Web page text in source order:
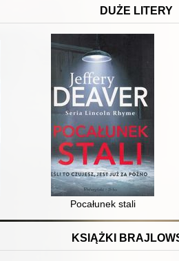
DUŻE LITERY
Pocałunek stali
KSIĄŻKI